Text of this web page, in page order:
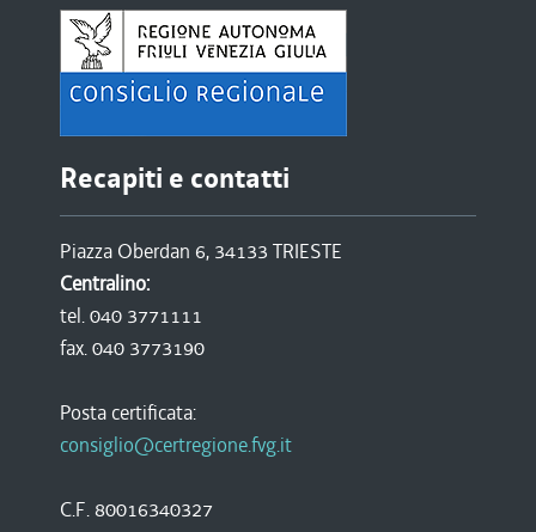
Recapiti e contatti
Piazza Oberdan 6, 34133 TRIESTE
Centralino:
tel. 040 3771111
fax. 040 3773190
Posta certificata:
consiglio@certregione.fvg.it
C.F. 80016340327